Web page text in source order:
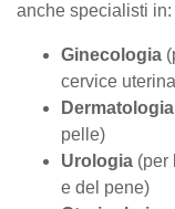
anche specialisti in:
Ginecologia
cervice
Dermatologia
pelle)
Urologia (per
e del pene)